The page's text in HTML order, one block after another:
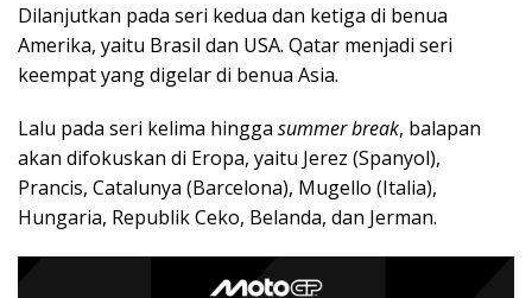
Dilanjutkan pada seri kedua dan ketiga di benua
Amerika, yaitu Brasil dan USA. Qatar menjadi seri
keempat yang digelar di benua Asia.
Lalu pada seri kelima hingga summer break, balapan
akan difokuskan di Eropa, yaitu Jerez (Spanyol),
Prancis, Catalunya (Barcelona), Mugello (Italia),
Hungaria, Republik Ceko, Belanda, dan Jerman.